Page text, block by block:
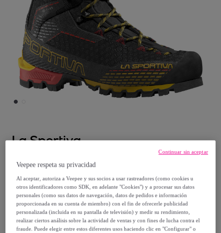
La Sportiva
Trango Pro Gtx Hombre Botas Alpinismo
360,00 €
399,99 €
-9%
Veepee respeta su privacidad
Al aceptar, autoriza a Veepee y sus socios a usar rastreadores (como cookies u
otros identificadores como SDK, en adelante "Cookies") y a procesar sus datos
personales (como sus datos de navegación, datos de pedidos e información
proporcionada en su cuenta de miembro) con el fin de ofrecerle publicidad
personalizada (incluida en su pantalla de televisión) y medir su rendimiento,
realizar ciertos análisis sobre la actividad de ventas y con fines de lucha contra el
fraude. Puede elegir entre estos diferentes usos haciendo clic en "Configurar" o
Continuar sin aceptar